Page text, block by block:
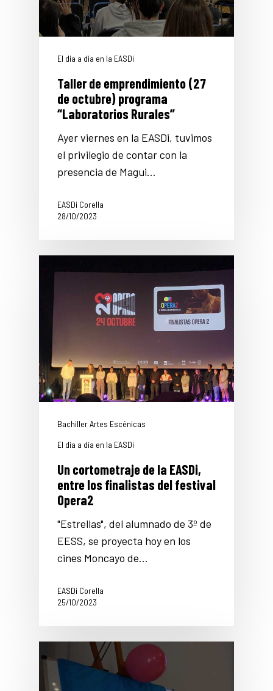
El día a día en la EASDi
Taller de emprendimiento (27
de octubre) programa
“Laboratorios Rurales”
Ayer viernes en la EASDi, tuvimos
el privilegio de contar con la
presencia de Magui…
EASDi Corella
28/10/2023
Bachiller Artes Escénicas
El día a día en la EASDi
Un cortometraje de la EASDi,
entre los finalistas del festival
Opera2
"Estrellas", del alumnado de 3º de
EESS, se proyecta hoy en los
cines Moncayo de…
EASDi Corella
25/10/2023